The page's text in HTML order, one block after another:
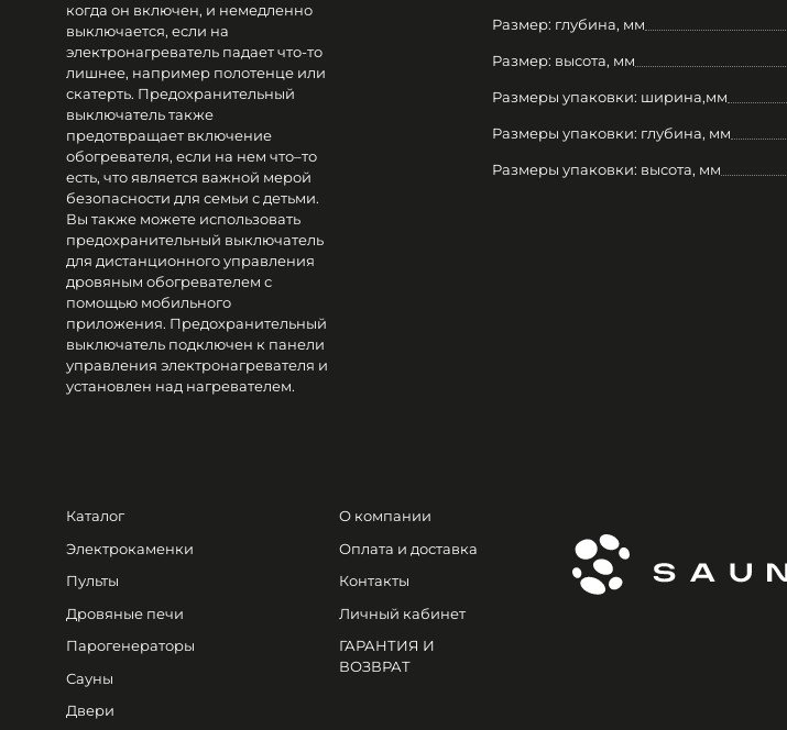
когда он включен, и немедленно
выключается, если на
электронагреватель падает что-то
лишнее, например полотенце или
скатерть. Предохранительный
выключатель также
предотвращает включение
обогревателя, если на нем что–то
есть, что является важной мерой
безопасности для семьи с детьми.
Вы также можете использовать
предохранительный выключатель
для дистанционного управления
дровяным обогревателем с
помощью мобильного
приложения. Предохранительный
выключатель подключен к панели
управления электронагревателя и
установлен над нагревателем.
Размер: глубина, мм
Размер: высота, мм
Размеры упаковки: ширина,мм
Размеры упаковки: глубина, мм
Размеры упаковки: высота, мм
Каталог
Электрокаменки
Пульты
Дровяные печи
Парогенераторы
Сауны
Двери
О компании
Оплата и доставка
Контакты
Личный кабинет
ГАРАНТИЯ И
ВОЗВРАТ